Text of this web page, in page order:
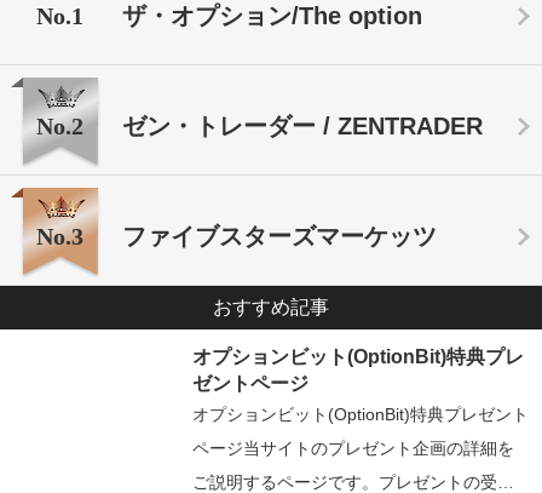
No.1 ザ・オプション/The option
No.2 ゼン・トレーダー / ZENTRADER
No.3 ファイブスターズマーケッツ
おすすめ記事
オプションビット(OptionBit)特典プレ
ゼントページ
オプションビット(OptionBit)特典プレゼント
ページ当サイトのプレゼント企画の詳細を
ご説明するページです。プレゼントの受…